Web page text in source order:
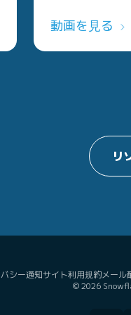
動画を見る
リ
シー通知サイト利用規約メール
© 2026